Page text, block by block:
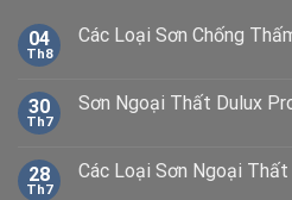
04
Th8
Các Loại Sơn Chống
30
Th7
Sơn Ngoại Thất Dulux
28
Th7
Các Loại Sơn Ngoại Thất